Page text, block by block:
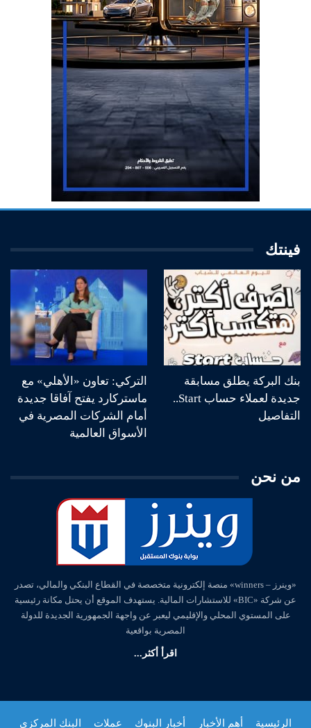
فينتك
بنك البركة يطلق مسابقة
جديدة لعملاء حساب Start..
التفاصيل
التركي: تعاون «الأهلي» مع
ماستركارد يفتح آفاقا جديدة
أمام الشركات المصرية في
الأسواق العالمية
من نحن
«وينرز – winners» منصة إلكترونية متخصصة في القطاع البنكي والمالي، تصدر
عن شركة «BIC» للاستشارات المالية. يستهدف الموقع أن يحتل مكانة رئيسية
على المستوي المحلي والإقليمي ليعبر عن واجهة الجمهورية الجديدة للدولة
المصرية بواقعية
اقرأ أكثر...
الرئيسية أهم الأخبار أخبار البنوك عملات البنك المركزي